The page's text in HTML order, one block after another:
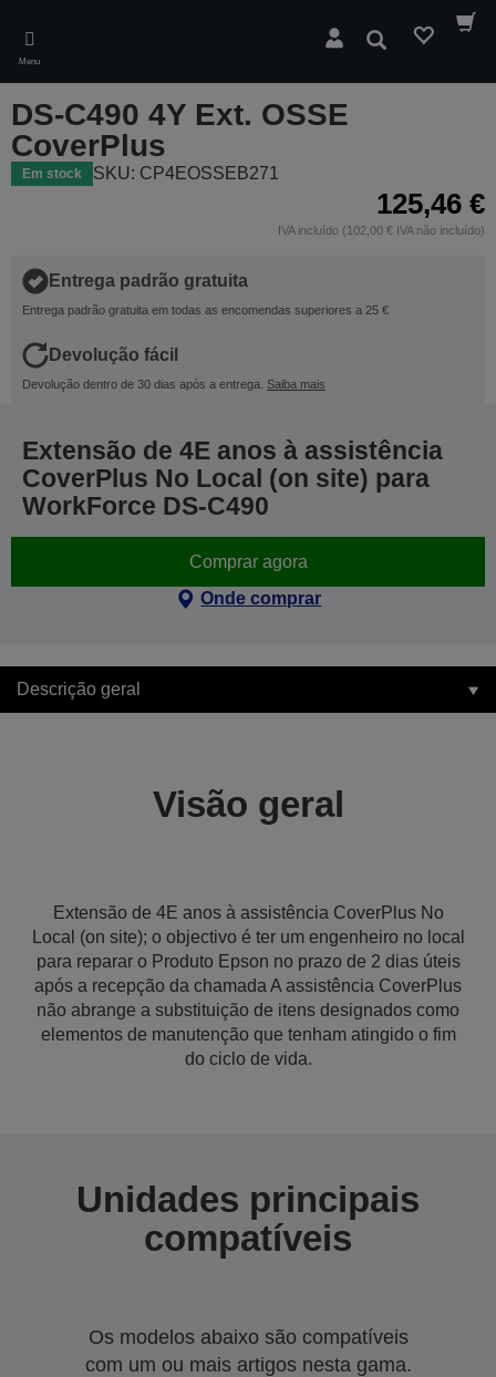
main
content
Menu
Pesquisar
DS-C490 4Y Ext. OSSE
CoverPlus
Em stock SKU: CP4EOSSEB271
125,46 €
IVA incluído (102,00 € IVA não incluído)
Entrega padrão gratuita
Entrega padrão gratuita em todas as encomendas superiores a 25 €
Devolução fácil
Devolução dentro de 30 dias após a entrega. Saiba mais
Extensão de 4E anos à assistência
CoverPlus No Local (on site) para
WorkForce DS-C490
Comprar agora
Onde comprar
Descrição geral
Visão geral
Extensão de 4E anos à assistência CoverPlus No
Local (on site); o objectivo é ter um engenheiro no local
para reparar o Produto Epson no prazo de 2 dias úteis
após a recepção da chamada A assistência CoverPlus
não abrange a substituição de itens designados como
elementos de manutenção que tenham atingido o fim
do ciclo de vida.
Unidades principais
compatíveis
Os modelos abaixo são compatíveis
com um ou mais artigos nesta gama.